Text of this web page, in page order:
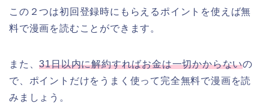
この２つは初回登録時にもらえるポイントを使えば無
料で漫画を読むことができます。
また、31日以内に解約すればお金は一切かからないの
で、ポイントだけをうまく使って完全無料で漫画を読
みましょう。